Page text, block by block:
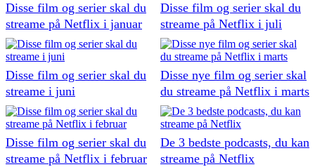
Disse film og serier skal du
streame på Netflix i januar
Disse film og serier skal du
streame på Netflix i juli
Disse film og serier skal du
streame i juni
Disse nye film og serier skal
du streame på Netflix i marts
Disse film og serier skal du
streame på Netflix i februar
De 3 bedste podcasts, du kan
streame på Netflix